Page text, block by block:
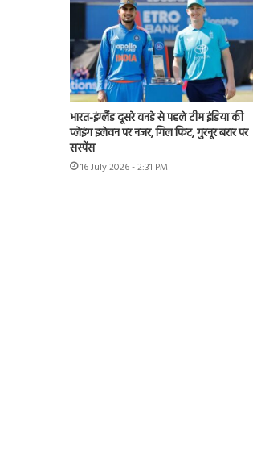
भारत-इंग्लैंड दूसरे वनडे से पहले टीम इंडिया की
प्लेइंग इलेवन पर नजर, गिल फिट, गुरनूर बरार पर
सस्पेंस
16 July 2026 - 2:31 PM